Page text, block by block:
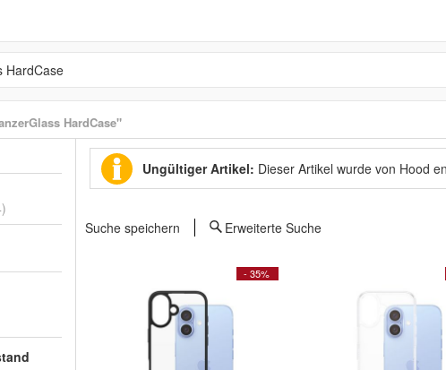
HardCase"
Ungültiger Artikel: Dieser Artikel wurde von Hood
Suche speichern Erweiterte Suche
- 35%